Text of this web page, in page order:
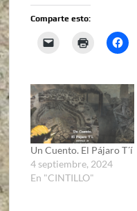
Comparte esto:
Un Cuento. El Pájaro T´í
4 septiembre, 2024
En "CINTILLO"